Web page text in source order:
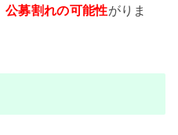
公募割れの可能性がりま